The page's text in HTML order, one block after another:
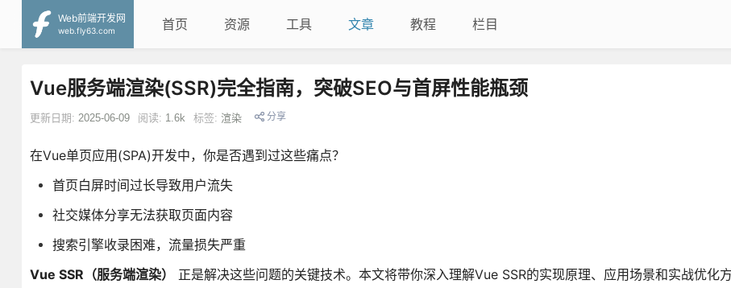
Web前端开发网
web.fly63.com
首页 资源 工具 文章 教程 栏目
Vue服务端渲染(SSR)完全指南，突破SEO与首屏性能瓶颈
更新日期: 2025-06-09 阅读: 1.6k 标签: 渲染 分享
在Vue单页应用(SPA)开发中，你是否遇到过这些痛点？
首页白屏时间过长导致用户流失
社交媒体分享无法获取页面内容
搜索引擎收录困难，流量损失严重
Vue SSR（服务端渲染）
正是解决这些问题的关键技术。本文将带你深入理解Vue SSR的实现原理、应用场景和实战优化方